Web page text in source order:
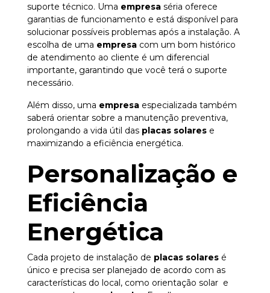
suporte técnico. Uma empresa séria oferece
garantias de funcionamento e está disponível para
solucionar possíveis problemas após a instalação. A
escolha de uma empresa com um bom histórico
de atendimento ao cliente é um diferencial
importante, garantindo que você terá o suporte
necessário.
Além disso, uma empresa especializada também
saberá orientar sobre a manutenção preventiva,
prolongando a vida útil das placas solares e
maximizando a eficiência energética.
Personalização e
Eficiência
Energética
Cada projeto de instalação de placas solares é
único e precisa ser planejado de acordo com as
características do local, como orientação solar e